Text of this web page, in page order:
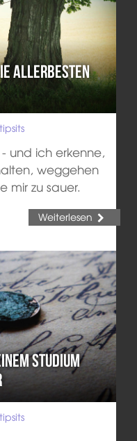
allerbesten
und ich erkenne,
weggehen
mir zu sauer.
Weiterlesen
Studium